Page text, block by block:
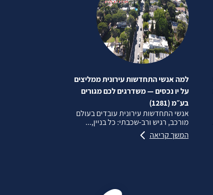
למה אנשי התחדשות עירונית ממליצים
על יו נכסים — משדרגים לכם מגורים
בע״מ (1281)
אנשי התחדשות עירונית עובדים בעולם
מורכב, רגיש ורב‑שכבתי: כל בניין,...
המשך קריאה